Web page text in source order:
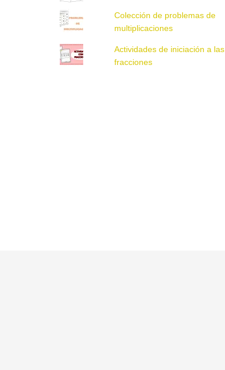
Colección de problemas de
multiplicaciones
Actividades de iniciación a las
fracciones